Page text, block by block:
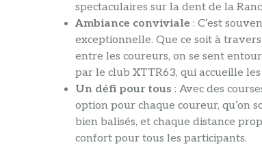
spectaculaires sur la dent de la
Ambiance conviviale : C’est
exceptionnelle. Que ce soit à
entre les coureurs, on se sent
par le club XTTR63, qui accueille
Un défi pour tous : Avec des
option pour chaque coureur, qu’on
bien balisés, et chaque distance
confort pour tous les participants.